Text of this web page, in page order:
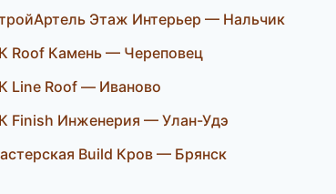
Этаж Интерьер — Нальчик
Roof Камень — Череповец
Line Roof — Иваново
Finish Инженерия — Улан-Удэ
Build Кров — Брянск